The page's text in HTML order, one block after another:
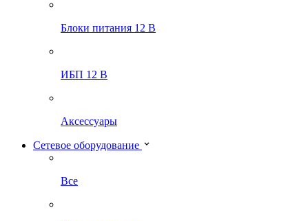
Блоки питания 12 В
ИБП 12 В
Аксессуары
Сетевое оборудование
Все